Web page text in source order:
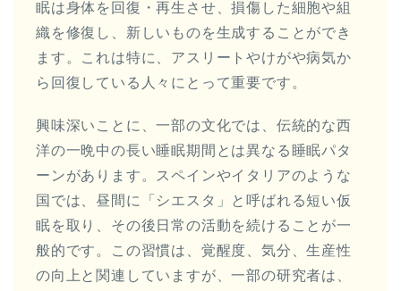
眠は身体を回復・再生させ、損傷した細胞や組
織を修復し、新しいものを生成することができ
ます。これは特に、アスリートやけがや病気か
ら回復している人々にとって重要です。
興味深いことに、一部の文化では、伝統的な西
洋の一晩中の長い睡眠期間とは異なる睡眠パタ
ーンがあります。スペインやイタリアのような
国では、昼間に「シエスタ」と呼ばれる短い仮
眠を取り、その後日常の活動を続けることが一
般的です。この習慣は、覚醒度、気分、生産性
の向上と関連していますが、一部の研究者は、